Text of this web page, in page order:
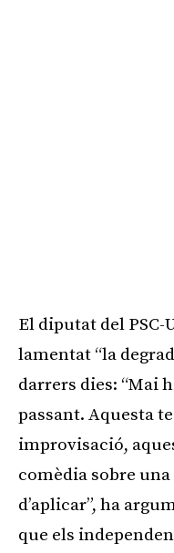
El diputat del PSC-
lamentat “la
darrers dies: “Mai
passant. Aquesta
improvisació,
comèdia sobre
d’aplicar”, ha
que els